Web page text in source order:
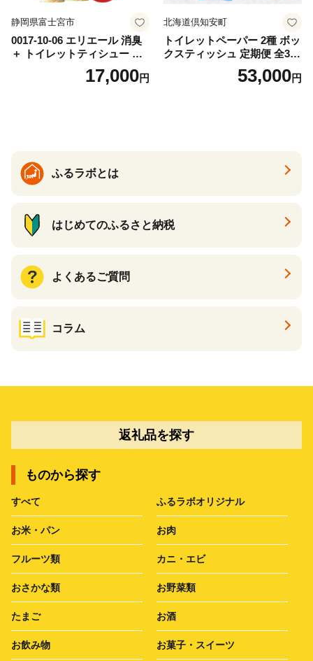
静岡県富士宮市
0017-10-06 エリエール 消臭
＋ トイレットティシュー し
っかり香るフレッシュクリア
の香り ダブル 12ロール×6パ
17,000円
北海道倶知安町
トイレットペーパー 2種 ボッ
クスティッシュ 定期便 全3
回 日本製 まとめ買い 防災
常備品 日用雑貨 消耗品 生活
53,000円
ふるラボとは
はじめてのふるさと納税
よくあるご質問
コラム
返礼品を探す
ものから探す
すべて ふるラボオリジナル
お米・パン お肉
フルーツ類 カニ・エビ
おさかな類 お野菜類
たまご お酒
お飲み物 お菓子・スイーツ